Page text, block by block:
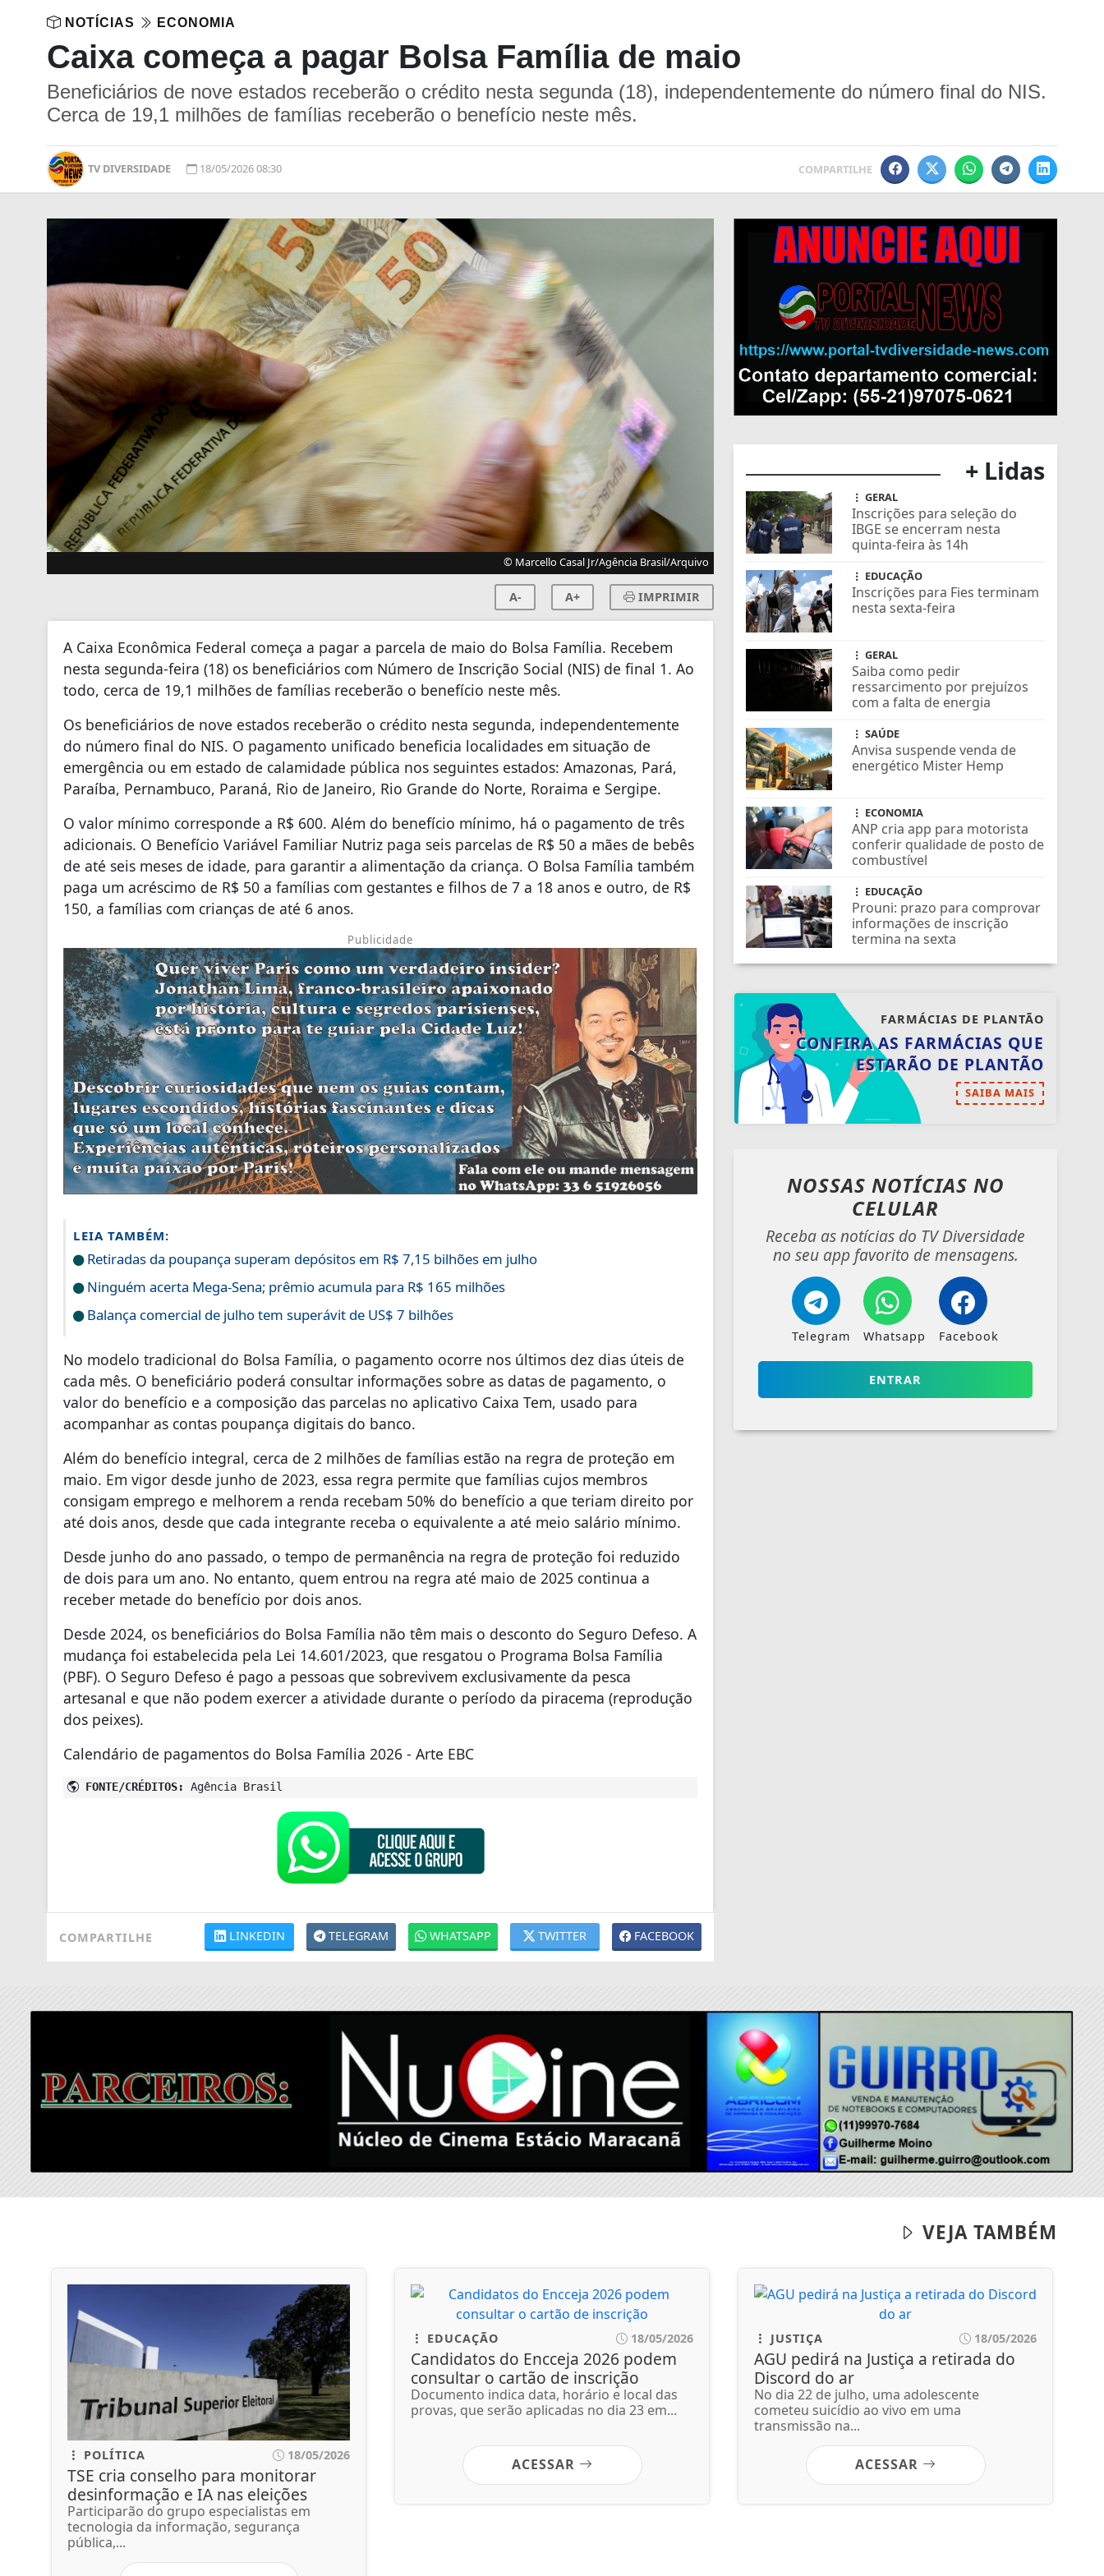
NOTÍCIAS ECONOMIA
Caixa começa a pagar Bolsa Família de maio
Beneficiários de nove estados receberão o crédito nesta segunda (18), independentemente do número final do NIS.
Cerca de 19,1 milhões de famílias receberão o benefício neste mês.
TV DIVERSIDADE 18/05/2026 08:30 COMPARTILHE
© Marcello Casal Jr/Agência Brasil/Arquivo
A- A+ IMPRIMIR
A Caixa Econômica Federal começa a pagar a parcela de maio do Bolsa Família. Recebem
nesta segunda-feira (18) os beneficiários com Número de Inscrição Social (NIS) de final 1. Ao
todo, cerca de 19,1 milhões de famílias receberão o benefício neste mês.
Os beneficiários de nove estados receberão o crédito nesta segunda, independentemente
do número final do NIS. O pagamento unificado beneficia localidades em situação de
emergência ou em estado de calamidade pública nos seguintes estados: Amazonas, Pará,
Paraíba, Pernambuco, Paraná, Rio de Janeiro, Rio Grande do Norte, Roraima e Sergipe.
O valor mínimo corresponde a R$ 600. Além do benefício mínimo, há o pagamento de três
adicionais. O Benefício Variável Familiar Nutriz paga seis parcelas de R$ 50 a mães de bebês
de até seis meses de idade, para garantir a alimentação da criança. O Bolsa Família também
paga um acréscimo de R$ 50 a famílias com gestantes e filhos de 7 a 18 anos e outro, de R$
150, a famílias com crianças de até 6 anos.
Publicidade
LEIA TAMBÉM:
Retiradas da poupança superam depósitos em R$ 7,15 bilhões em julho
Ninguém acerta Mega-Sena; prêmio acumula para R$ 165 milhões
Balança comercial de julho tem superávit de US$ 7 bilhões
No modelo tradicional do Bolsa Família, o pagamento ocorre nos últimos dez dias úteis de
cada mês. O beneficiário poderá consultar informações sobre as datas de pagamento, o
valor do benefício e a composição das parcelas no aplicativo Caixa Tem, usado para
acompanhar as contas poupança digitais do banco.
Além do benefício integral, cerca de 2 milhões de famílias estão na regra de proteção em
maio. Em vigor desde junho de 2023, essa regra permite que famílias cujos membros
consigam emprego e melhorem a renda recebam 50% do benefício a que teriam direito por
até dois anos, desde que cada integrante receba o equivalente a até meio salário mínimo.
Desde junho do ano passado, o tempo de permanência na regra de proteção foi reduzido
de dois para um ano. No entanto, quem entrou na regra até maio de 2025 continua a
receber metade do benefício por dois anos.
Desde 2024, os beneficiários do Bolsa Família não têm mais o desconto do Seguro Defeso. A
mudança foi estabelecida pela Lei 14.601/2023, que resgatou o Programa Bolsa Família
(PBF). O Seguro Defeso é pago a pessoas que sobrevivem exclusivamente da pesca
artesanal e que não podem exercer a atividade durante o período da piracema (reprodução
dos peixes).
Calendário de pagamentos do Bolsa Família 2026 - Arte EBC
FONTE/CRÉDITOS: Agência Brasil
COMPARTILHE FACEBOOK
TWITTER
WHATSAPP
TELEGRAM
LINKEDIN
+ Lidas
GERAL
Inscrições para seleção do
IBGE se encerram nesta
quinta-feira às 14h
EDUCAÇÃO
Inscrições para Fies terminam
nesta sexta-feira
GERAL
Saiba como pedir
ressarcimento por prejuízos
com a falta de energia
SAÚDE
Anvisa suspende venda de
energético Mister Hemp
ECONOMIA
ANP cria app para motorista
conferir qualidade de posto de
combustível
EDUCAÇÃO
Prouni: prazo para comprovar
informações de inscrição
termina na sexta
FARMÁCIAS DE PLANTÃO
CONFIRA AS FARMÁCIAS QUE
ESTARÃO DE PLANTÃO
SAIBA MAIS
NOSSAS NOTÍCIAS NO
CELULAR
Receba as notícias do TV Diversidade
no seu app favorito de mensagens.
Telegram Whatsapp Facebook
ENTRAR
VEJA TAMBÉM
POLÍTICA 18/05/2026
TSE cria conselho para monitorar
desinformação e IA nas eleições
Participarão do grupo especialistas em
tecnologia da informação, segurança
pública,...
EDUCAÇÃO 18/05/2026
Candidatos do Encceja 2026 podem
consultar o cartão de inscrição
Documento indica data, horário e local das
provas, que serão aplicadas no dia 23 em...
ACESSAR
JUSTIÇA 18/05/2026
AGU pedirá na Justiça a retirada do
Discord do ar
No dia 22 de julho, uma adolescente
cometeu suicídio ao vivo em uma
transmissão na...
ACESSAR